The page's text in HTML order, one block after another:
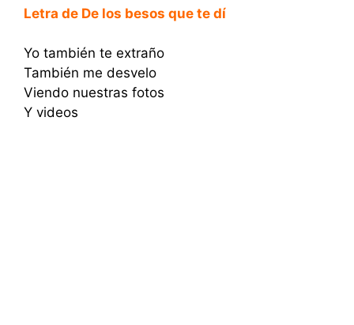
Letra de De los besos que te dí
Yo también te extraño
También me desvelo
Viendo nuestras fotos
Y videos